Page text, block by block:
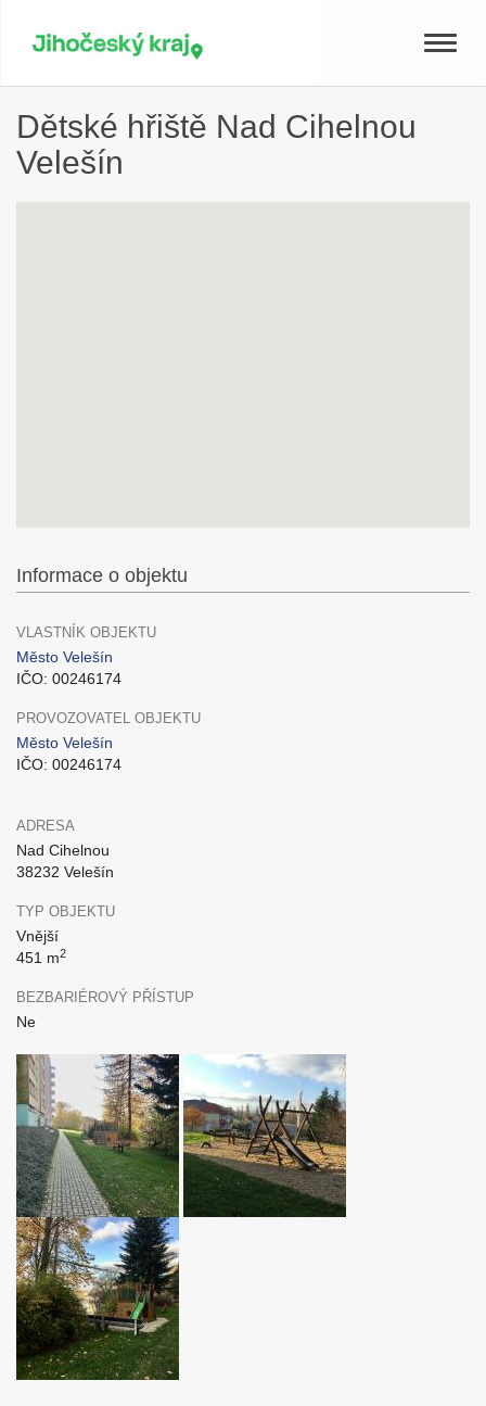
Toggle
Dětské hřiště Nad Cihelnou
Velešín
Informace o objektu
VLASTNÍK OBJEKTU
Město Velešín
IČO: 00246174
PROVOZOVATEL OBJEKTU
Město Velešín
IČO: 00246174
ADRESA
Nad Cihelnou
38232 Velešín
TYP OBJEKTU
Vnější
451 m2
BEZBARIÉROVÝ PŘÍSTUP
Ne